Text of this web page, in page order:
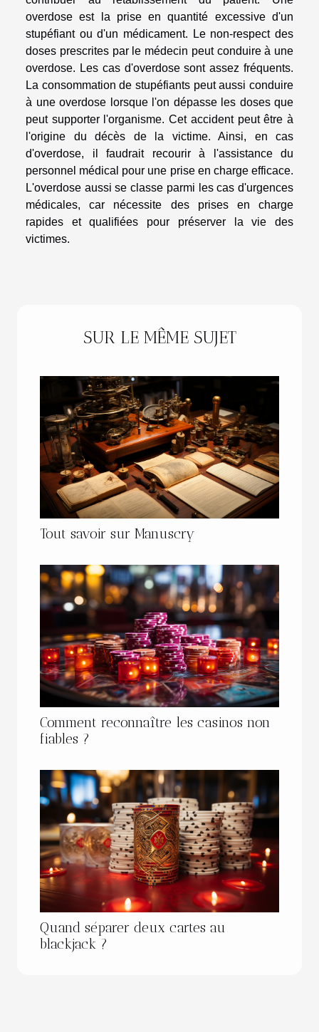
overdose est la prise en quantité excessive d'un
stupéfiant ou d'un médicament. Le non-respect des
doses prescrites par le médecin peut conduire à une
overdose. Les cas d'overdose sont assez fréquents.
La consommation de stupéfiants peut aussi conduire
à une overdose lorsque l'on dépasse les doses que
peut supporter l'organisme. Cet accident peut être à
l'origine du décès de la victime. Ainsi, en cas
d'overdose, il faudrait recourir à l'assistance du
personnel médical pour une prise en charge efficace.
L'overdose aussi se classe parmi les cas d'urgences
médicales, car nécessite des prises en charge
rapides et qualifiées pour préserver la vie des
victimes.
SUR LE MÊME SUJET
Tout savoir sur Manuscry
Comment reconnaître les casinos non
fiables ?
Quand séparer deux cartes au
blackjack ?